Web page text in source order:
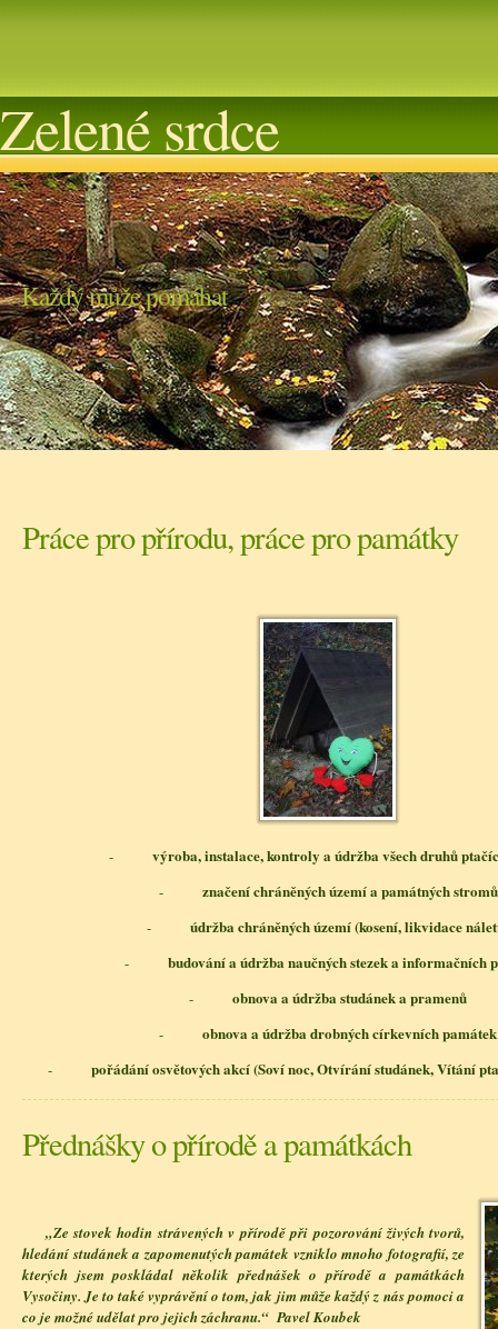
Zelené srdce
Každý může pomáhat
Práce pro přírodu, práce pro památky
- výroba, instalace, kontroly a údržba všech druhů
- značení chráněných území a památných stromů
- údržba chráněných území (kosení, likvidace
- budování a údržba naučných stezek a informačních
- obnova a údržba studánek a pramenů
- obnova a údržba drobných církevních památek
- pořádání osvětových akcí (Soví noc, Otvírání studánek, Vítání
Přednášky o přírodě a památkách
„Ze stovek hodin strávených v přírodě při pozorování živých tvorů,
hledání studánek a zapomenutých památek vzniklo mnoho fotografií, ze
kterých jsem poskládal několik přednášek o přírodě a památkách
Vysočiny. Je to také vyprávění o tom, jak jim může každý z nás pomoci a
co je možné udělat pro jejich záchranu.“ Pavel Koubek